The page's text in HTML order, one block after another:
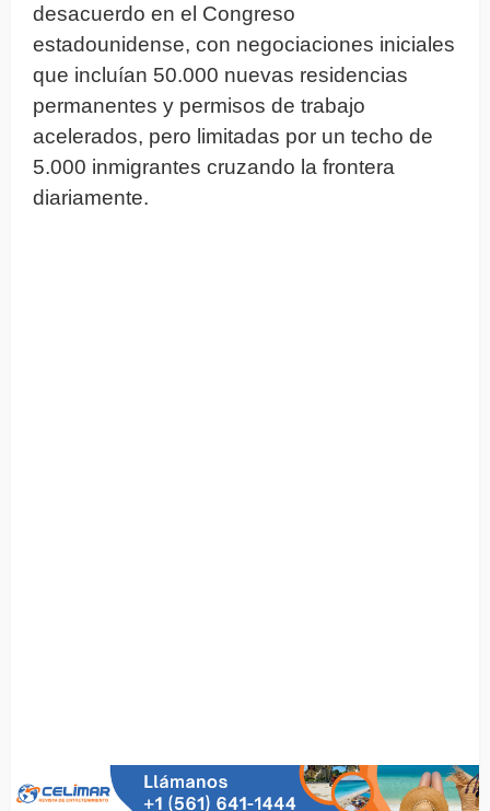
desacuerdo en el Congreso
estadounidense, con negociaciones iniciales
que incluían 50.000 nuevas residencias
permanentes y permisos de trabajo
acelerados, pero limitadas por un techo de
5.000 inmigrantes cruzando la frontera
diariamente.